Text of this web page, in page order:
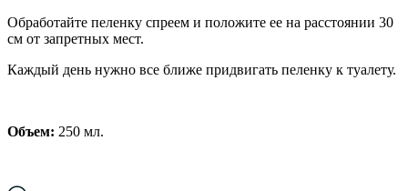
Обработайте пеленку спреем и положите ее на расстоянии 30
см от запретных мест.
Каждый день нужно все ближе придвигать пеленку к туалету.
Объем: 250 мл.